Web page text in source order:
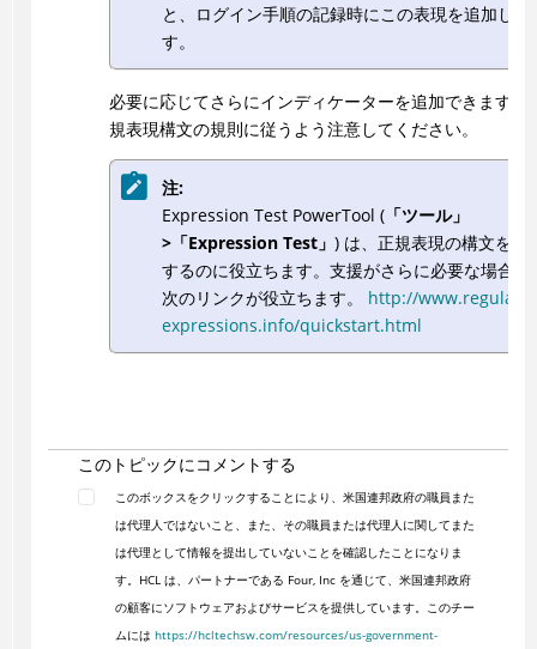
と、ログイン手順の記録時にこの表現を追加しま
す。
必要に応じてさらにインディケーターを追加できますが
規表現構文の規則に従うよう注意してください。
注:
Expression Test PowerTool (「ツール」
>「Expression Test」 ) は、正規表現の構文を確
するのに役立ちます。支援がさらに必要な場合は
次のリンクが役立ちます。
http://www.regular-
expressions.info/quickstart.html
このトピックにコメントする
このボックスをクリックすることにより、米国連邦政府の職員また
は代理人ではないこと、また、その職員または代理人に関してまた
は代理として情報を提出していないことを確認したことになりま
す。HCL は、パートナーである Four, Inc を通じて、米国連邦政府
の顧客にソフトウェアおよびサービスを提供しています。このチー
ムには https://hcltechsw.com/resources/us-government-